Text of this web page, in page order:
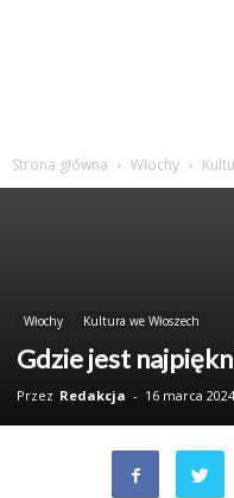
Strona główna Włochy
Włochy Kultura we Włoszech
Gdzie jest
Przez Redakcja - 16 marca 2024